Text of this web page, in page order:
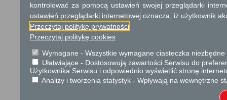
Tryb odwoławczy
Nie przysługuje
----------------------------
Informacje dodatkowe
Wnioskodawca proszony
kontrolować za pomocą ustawień swojej przeglądarki
ustawień przeglądarki internetowej oznacza, iż użytkownik
Przeczytaj politykę prywatności
Przeczytaj politykę cookies
Wymagane - Wszystkie wymagane ciasteczka
Ułatwiające - Dostosowują zawartości Serwisu do
Użytkownika Serwisu i odpowiednio wyświetlić stronę
Analizy i tworzenia statystyk - Wpływają na wewnętrzne